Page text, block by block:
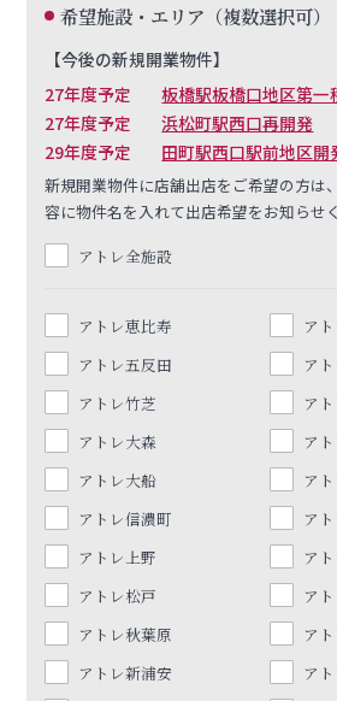
希望施設・エリア（複数選択可）
【今後の新規開業物件】
27年度予定
板橋駅板橋口地区第一
27年度予定
浜松町駅西口再開発
29年度予定
田町駅西口駅前地区開
新規開業物件に店舗出店をご希望の方は
容に物件名を入れて出店希望をお知らせ
アトレ全施設
アトレ恵比寿
ア
アトレ五反田
ア
アトレ竹芝
ア
アトレ大森
ア
アトレ大船
ア
アトレ信濃町
ア
アトレ上野
ア
アトレ松戸
ア
アトレ秋葉原
ア
アトレ新浦安
ア